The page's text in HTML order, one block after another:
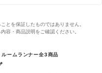
とを保証したものではありません。
容・商品説明をご確認ください。
ームランナー全3商品